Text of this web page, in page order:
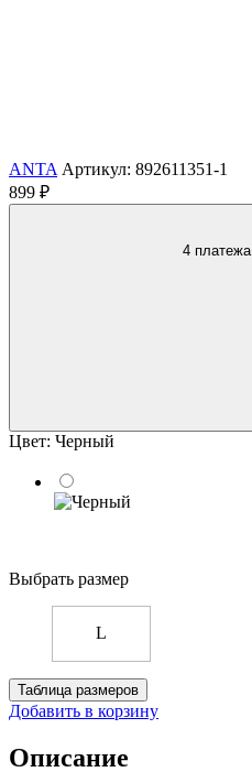
ANTA Артикул: 892611351-1
899 ₽
4 платежа
Цвет: Черный
Выбрать размер
L
Таблица размеров
Добавить в корзину
Описание